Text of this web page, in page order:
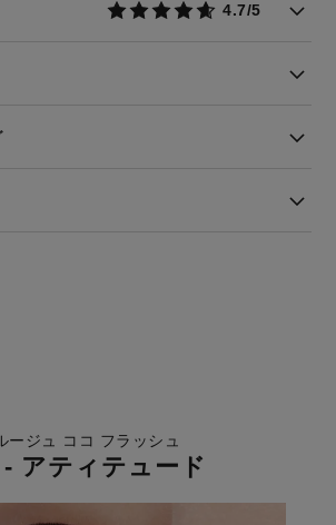
4.7/5
ージュ ココ フラッシュ
アティテュード